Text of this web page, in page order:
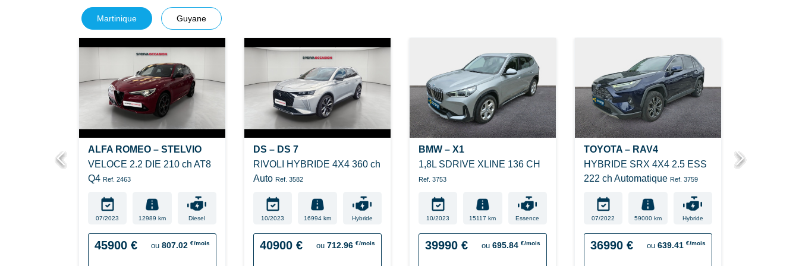
Martinique Guyane
ALFA ROMEO – STELVIO
VELOCE 2.2 DIE 210 ch AT8
Q4 Ref. 2463
07/2023 12989 km Diesel
45900 € ou 807.02 €/mois
DS – DS 7
RIVOLI HYBRIDE 4X4 360 ch
Auto Ref. 3582
10/2023 16994 km Hybride
40900 € ou 712.96 €/mois
BMW – X1
1,8L SDRIVE XLINE 136 CH
Ref. 3753
10/2023 15117 km Essence
39990 € ou 695.84 €/mois
TOYOTA – RAV4
HYBRIDE SRX 4X4 2.5 ESS
222 ch Automatique Ref. 3759
07/2022 59000 km Hybride
36990 € ou 639.41 €/mois